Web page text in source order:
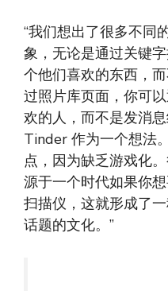
“我们想出了很多不同
象，无论是通过关键
个他们喜欢的东西，
过照片库页面，你可
欢的人，而不是发消
Tinder 作为一个想法
点，因为缺乏游戏化
源于一个时代如果你
扫描仪，这就形成了
话题的文化。”